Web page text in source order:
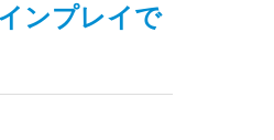
ンプレイで